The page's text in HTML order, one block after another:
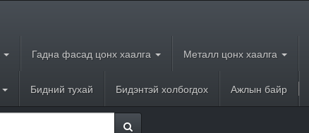
Гадна фасад цонх хаалга Металл цонх хаалга
Бидний тухай Бидэнтэй холбогдох Ажлын байр